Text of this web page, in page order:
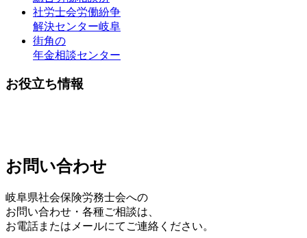
社労士会労働紛争
解決センター岐阜
街角の
年金相談センター
お役立ち情報
お問い合わせ
岐阜県社会保険労務士会への
お問い合わせ・各種ご相談は、
お電話またはメールにてご連絡ください。